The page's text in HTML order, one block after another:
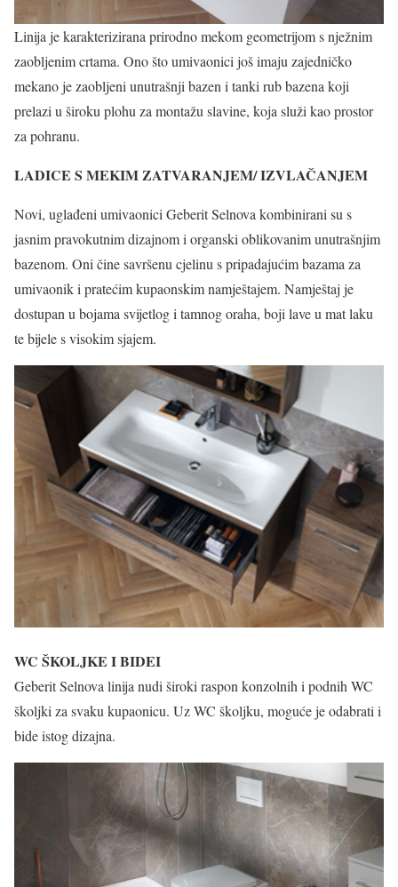
Linija je karakterizirana prirodno mekom geometrijom s nježnim
zaobljenim crtama. Ono što umivaonici još imaju zajedničko
mekano je zaobljeni unutrašnji bazen i tanki rub bazena koji
prelazi u široku plohu za montažu slavine, koja služi kao prostor
za pohranu.
LADICE S MEKIM ZATVARANJEM/ IZVLAČANJEM
Novi, uglađeni umivaonici Geberit Selnova kombinirani su s
jasnim pravokutnim dizajnom i organski oblikovanim unutrašnjim
bazenom. Oni čine savršenu cjelinu s pripadajućim bazama za
umivaonik i pratećim kupaonskim namještajem. Namještaj je
dostupan u bojama svijetlog i tamnog oraha, boji lave u mat laku
te bijele s visokim sjajem.
WC ŠKOLJKE I BIDEI
Geberit Selnova linija nudi široki raspon konzolnih i podnih WC
školjki za svaku kupaonicu. Uz WC školjku, moguće je odabrati i
bide istog dizajna.